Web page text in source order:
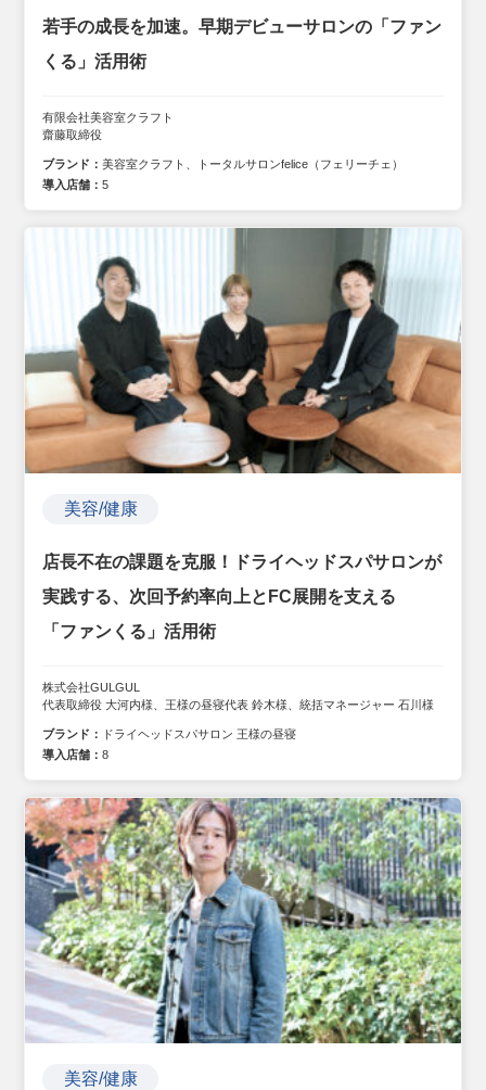
若手の成長を加速。早期デビューサロンの「ファン
くる」活用術
有限会社美容室クラフト
齋藤取締役
ブランド：美容室クラフト、トータルサロンfelice（フェリーチェ）
導入店舗：5
美容/健康
店長不在の課題を克服！ドライヘッドスパサロンが
実践する、次回予約率向上とFC展開を支える
「ファンくる」活用術
株式会社GULGUL
代表取締役 大河内様、王様の昼寝代表 鈴木様、統括マネージャー 石川様
ブランド：
ドライヘッドスパサロン 王様の昼寝
導入店舗：8
美容/健康